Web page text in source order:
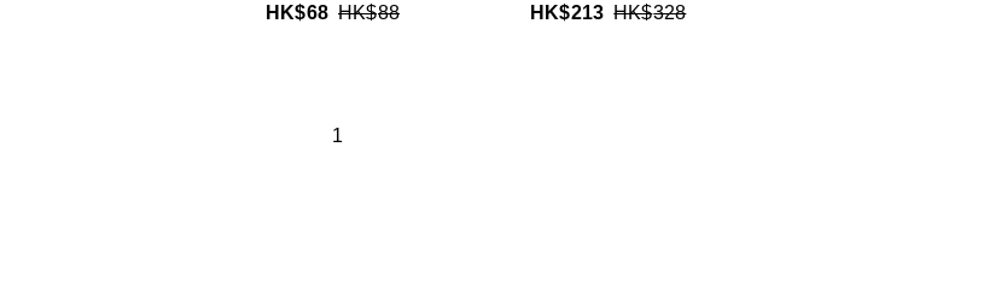
HK$68 HK$88
HK$213 HK$328
1